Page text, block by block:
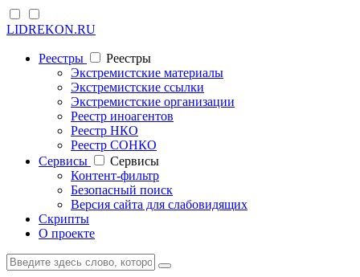
LIDREKON.RU
Реестры
Реестры
Экстремистские материалы
Экстремистские ссылки
Экстремистские организации
Реестр иноагентов
Реестр НКО
Реестр СОНКО
Cервисы
Cервисы
Контент-фильтр
Безопасный поиск
Версия сайта для слабовидящих
Скрипты
О проекте